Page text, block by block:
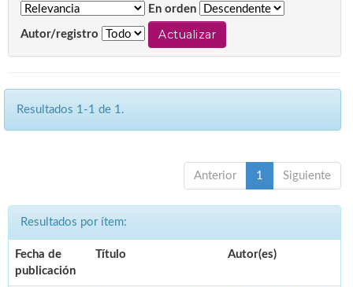
En orden
Autor/registro
Resultados 1-1 de 1.
Anterior 1 Siguiente
Resultados por ítem:
Fecha de
publicación
Título Autor(es)